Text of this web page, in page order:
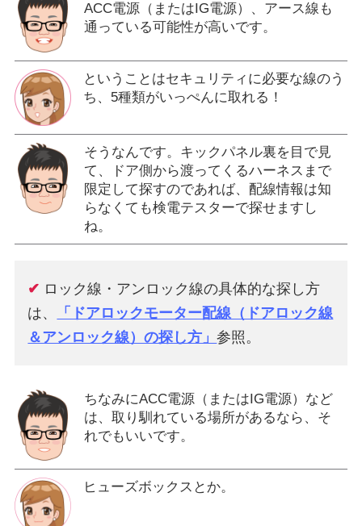
ACC電源（またはIG電源）、アース線も
通っている可能性が高いです。
ということはセキュリティに必要な線のう
ち、5種類がいっぺんに取れる！
そうなんです。キックパネル裏を目で見
て、ドア側から渡ってくるハーネスまで
限定して探すのであれば、配線情報は知
らなくても検電テスターで探せますし
ね。
✔ ロック線・アンロック線の具体的な探し方
は、
「ドアロックモーター配線（ドアロック線
＆アンロック線）の探し方」参照。
ちなみにACC電源（またはIG電源）など
は、取り馴れている場所があるなら、そ
れでもいいです。
ヒューズボックスとか。